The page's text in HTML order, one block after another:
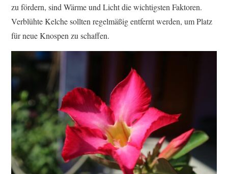
zu fördern, sind Wärme und Licht die wichtigsten Faktoren.
Verblühte Kelche sollten regelmäßig entfernt werden, um Platz
für neue Knospen zu schaffen.